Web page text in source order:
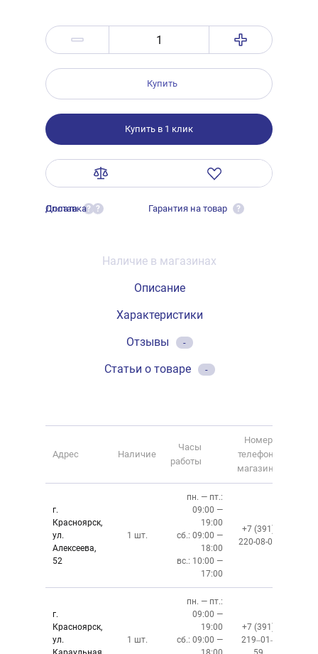
Купить
Купить в 1 клик
Оплата ?
Доставка ? Гарантия на товар ?
Наличие в магазинах
Описание
Характеристики
Отзывы
-
Статьи о товаре -
Адрес Наличие
Часы
работы
Номер
телефона
магазина
г.
Красноярск,
ул.
Алексеева,
52
1 шт.
пн. — пт.:
09:00 —
19:00
сб.: 09:00 —
18:00
вс.: 10:00 —
17:00
+7 (391)
220-08-02
г.
Красноярск,
ул.
1 шт.
пн. — пт.:
09:00 —
19:00
сб.: 09:00 —
+7 (391)
219‒01‒